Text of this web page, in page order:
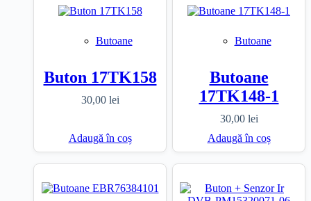
Butoane
Buton 17TK158
30,00 lei
Adaugă în coș
Butoane
Butoane
17TK148-1
30,00 lei
Adaugă în coș